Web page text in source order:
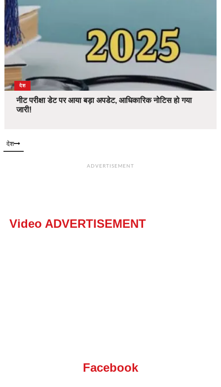
देश
नीट परीक्षा डेट पर आया बड़ा अपडेट, आधिकारिक नोटिस हो गया
जारी!
देश
ADVERTISEMENT
Video ADVERTISEMENT
Facebook